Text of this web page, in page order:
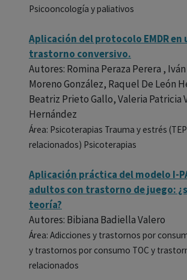
Psicooncología y paliativos
Aplicación del protocolo EMDR en
trastorno conversivo.
Autores: Romina Peraza Perera ,
Moreno González, Raquel De León
Beatriz Prieto Gallo, Valeria Patricia
Hernández
Área: Psicoterapias Trauma y estrés
relacionados) Psicoterapias
Aplicación práctica del modelo I-
adultos con trastorno de juego:
teoría?
Autores: Bibiana Badiella Valero
Área: Adicciones y trastornos por
y trastornos por consumo TOC y
relacionados